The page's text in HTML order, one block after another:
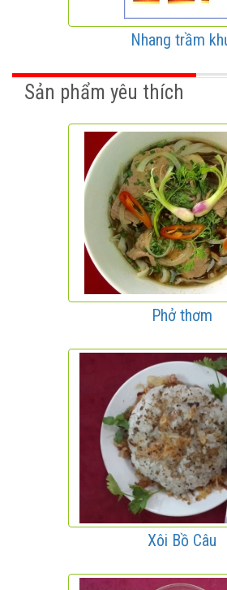
Nhang trầm
Sản phẩm yêu thích
Phở thơm
Xôi Bồ Câu